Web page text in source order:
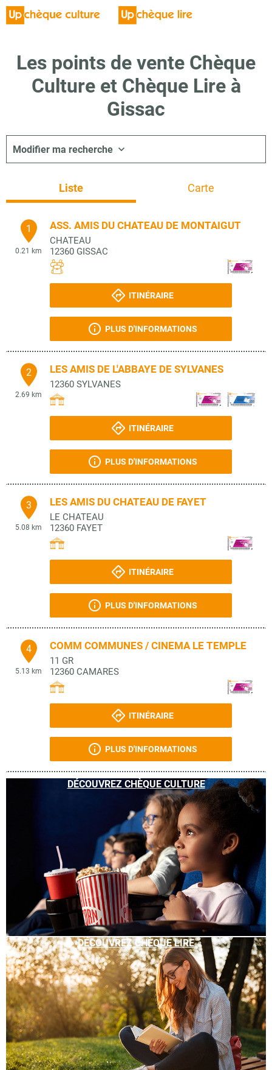
Les points de vente Chèque
Culture et Chèque Lire à
Gissac
Modifier ma recherche
Liste Carte
1
0.21 km
ASS. AMIS DU CHATEAU DE MONTAIGUT
CHATEAU
12360 GISSAC
ITINÉRAIRE
PLUS D'INFORMATIONS
2
2.69 km
LES AMIS DE L'ABBAYE DE SYLVANES
12360 SYLVANES
ITINÉRAIRE
PLUS D'INFORMATIONS
3
5.08 km
LES AMIS DU CHATEAU DE FAYET
LE CHATEAU
12360 FAYET
ITINÉRAIRE
PLUS D'INFORMATIONS
4
5.13 km
COMM COMMUNES / CINEMA LE TEMPLE
11 GR
12360 CAMARES
ITINÉRAIRE
PLUS D'INFORMATIONS
DÉCOUVREZ CHÈQUE CULTURE
DÉCOUVREZ CHÈQUE LIRE